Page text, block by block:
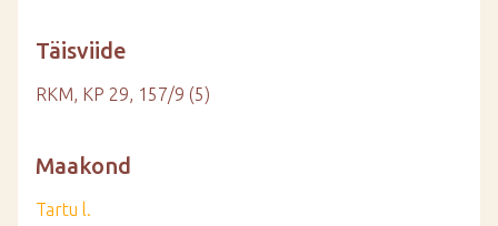
Täisviide
RKM, KP 29, 157/9 (5)
Maakond
Tartu l.